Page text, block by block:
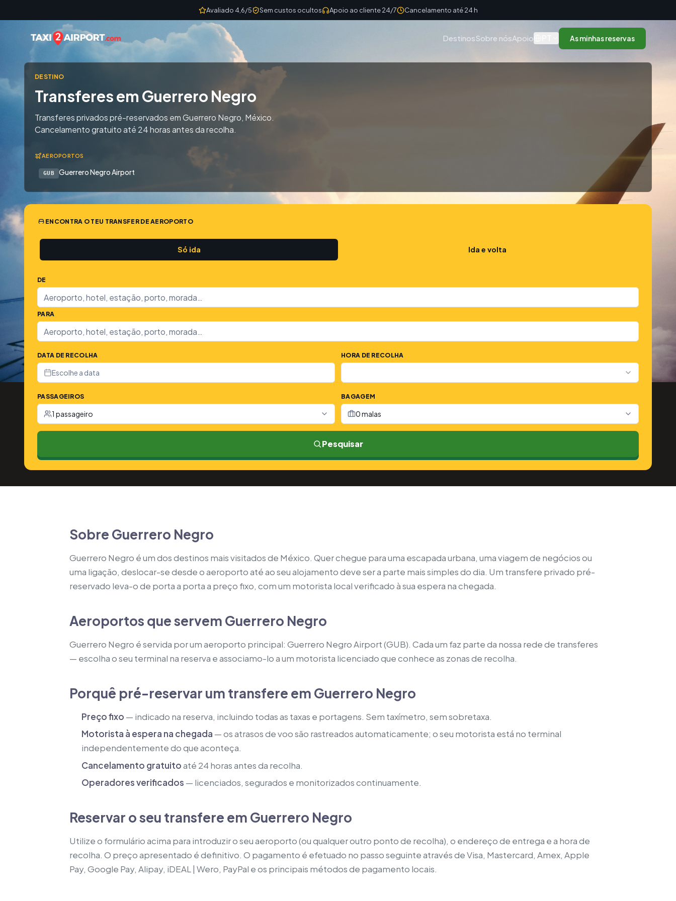
Avaliado 4,6/5 Sem custos ocultos Apoio ao cliente 24/7 Cancelamento até 24 h
DestinosSobre nósApoio As minhas reservas
DESTINO
Transferes em Guerrero Negro
Transferes privados pré-reservados em Guerrero Negro, México.
Cancelamento gratuito até 24 horas antes da recolha.
AEROPORTOS
GUB Guerrero Negro Airport
ENCONTRA O TEU TRANSFER DE AEROPORTO
Só ida Ida e volta
DE
PARA
DATA DE RECOLHA
Escolhe a data
HORA DE RECOLHA
PASSAGEIROS
1 passageiro
BAGAGEM
0 malas
Pesquisar
Sobre Guerrero Negro
Guerrero Negro é um dos destinos mais visitados de México. Quer chegue para uma escapada urbana, uma viagem de negócios ou
uma ligação, deslocar-se desde o aeroporto até ao seu alojamento deve ser a parte mais simples do dia. Um transfere privado pré-
reservado leva-o de porta a porta a preço fixo, com um motorista local verificado à sua espera na chegada.
Aeroportos que servem Guerrero Negro
Guerrero Negro é servida por um aeroporto principal: Guerrero Negro Airport (GUB). Cada um faz parte da nossa rede de transferes
— escolha o seu terminal na reserva e associamo-lo a um motorista licenciado que conhece as zonas de recolha.
Porquê pré-reservar um transfere em Guerrero Negro
Preço fixo — indicado na reserva, incluindo todas as taxas e portagens. Sem taxímetro, sem sobretaxa.
Motorista à espera na chegada — os atrasos de voo são rastreados automaticamente; o seu motorista está no terminal
independentemente do que aconteça.
Cancelamento gratuitoaté 24 horas antes da recolha.
Operadores verificados — licenciados, segurados e monitorizados continuamente.
Reservar o seu transfere em Guerrero Negro
Utilize o formulário acima para introduzir o seu aeroporto (ou qualquer outro ponto de recolha), o endereço de entrega e a hora de
recolha. O preço apresentado é definitivo. O pagamento é efetuado no passo seguinte através de Visa, Mastercard, Amex, Apple
Pay, Google Pay, Alipay, iDEAL | Wero, PayPal e os principais métodos de pagamento locais.